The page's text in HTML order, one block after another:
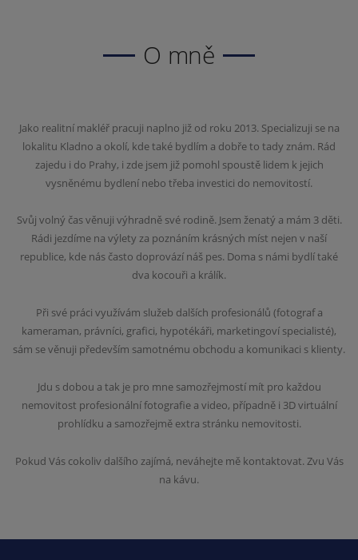
O mně
Jako realitní makléř pracuji naplno již od roku 2013. Specializuji se na
lokalitu Kladno a okolí, kde také bydlím a dobře to tady znám. Rád
zajedu i do Prahy, i zde jsem již pomohl spoustě lidem k jejich
vysněnému bydlení nebo třeba investici do nemovitostí.
Svůj volný čas věnuji výhradně své rodině. Jsem ženatý a mám 3 děti.
Rádi jezdíme na výlety za poznáním krásných míst nejen v naší
republice, kde nás často doprovází náš pes. Doma s námi bydlí také
dva kocouři a králík.
Při své práci využívám služeb dalších profesionálů (fotograf a
kameraman, právníci, grafici, hypotékáři, marketingoví specialisté),
sám se věnuji především samotnému obchodu a komunikaci s klienty.
Jdu s dobou a tak je pro mne samozřejmostí mít pro každou
nemovitost profesionální fotografie a video, případně i 3D virtuální
prohlídku a samozřejmě extra stránku nemovitosti.
Pokud Vás cokoliv dalšího zajímá, neváhejte mě kontaktovat. Zvu Vás
na kávu.